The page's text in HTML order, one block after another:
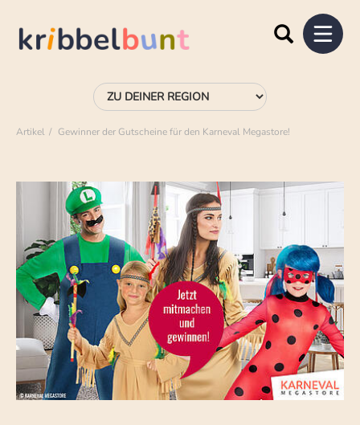
Artikel Gewinner der Gutscheine für den Karneval Megastore!